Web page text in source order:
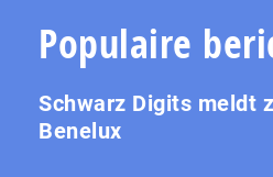
Populaire
Schwarz Digits meldt
Benelux